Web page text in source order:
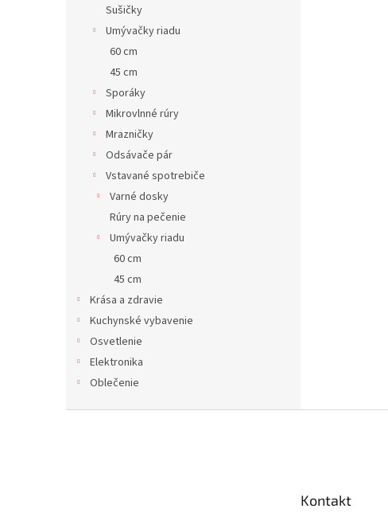
Sušičky
Umývačky riadu
60 cm
45 cm
Sporáky
Mikrovlnné rúry
Mrazničky
Odsávače pár
Vstavané spotrebiče
Varné dosky
Rúry na pečenie
Umývačky riadu
60 cm
45 cm
Krása a zdravie
Kuchynské vybavenie
Osvetlenie
Elektronika
Oblečenie
Kontakt